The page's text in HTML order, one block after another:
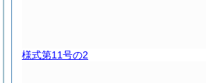
様式第11号の2